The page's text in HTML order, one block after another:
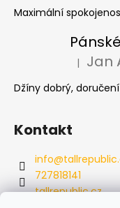
Maximální
| Jan
Džíny dobrý,
Kontakt
info@
727818141
tallrepublic.cz